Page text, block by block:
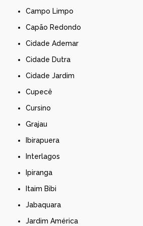
Campo Limpo
Capão Redondo
Cidade Ademar
Cidade Dutra
Cidade Jardim
Cupecê
Cursino
Grajau
Ibirapuera
Interlagos
Ipiranga
Itaim Bibi
Jabaquara
Jardim América